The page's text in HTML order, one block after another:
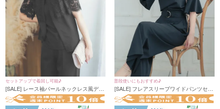
セットアップで着回し可能♪
[SALE] レース袖パールネックレス風デザ
インセットアップパンツパーティードレ
ス (Sサイズ～XXLサイズ)
普段使いにもおすすめ♪
[SALE] フレアスリーブワイドパンツセッ
トアップパンツパーティードレス (Sサイ
ズ～XXLサイズ)